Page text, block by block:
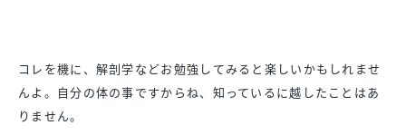
コレを機に、解剖学などお勉強してみると楽しいかもしれませ
んよ。自分の体の事ですからね、知っているに越したことはあ
りません。